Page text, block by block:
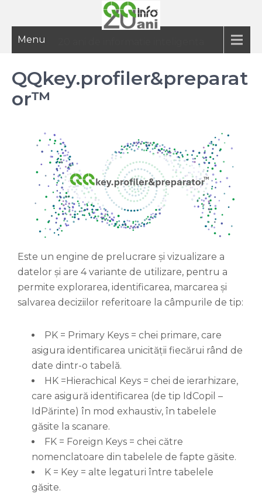
Menu
QQkey.profiler&preparat
or™
Este un engine de prelucrare și vizualizare a
datelor și are 4 variante de utilizare, pentru a
permite explorarea, identificarea, marcarea și
salvarea deciziilor referitoare la câmpurile de tip:
PK = Primary Keys = chei primare, care
asigura identificarea unicității fiecărui rând de
date dintr-o tabelă.
HK =Hierachical Keys = chei de ierarhizare,
care asigură identificarea (de tip IdCopil –
IdPărinte) în mod exhaustiv, în tabelele
găsite la scanare.
FK = Foreign Keys = chei către
nomenclatoare din tabelele de fapte găsite.
K = Key = alte legaturi între tabelele
găsite.